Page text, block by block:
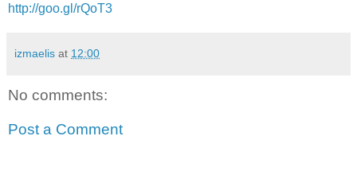
http://goo.gl/rQoT3
izmaelis at 12:00
No comments:
Post a Comment